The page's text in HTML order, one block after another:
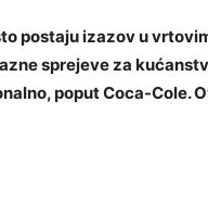
postaju izazov u
sprejeve za
poput Coca-Cole.